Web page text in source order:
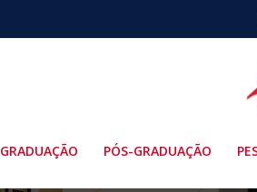
GRADUAÇÃO PÓS-GRADUAÇÃO